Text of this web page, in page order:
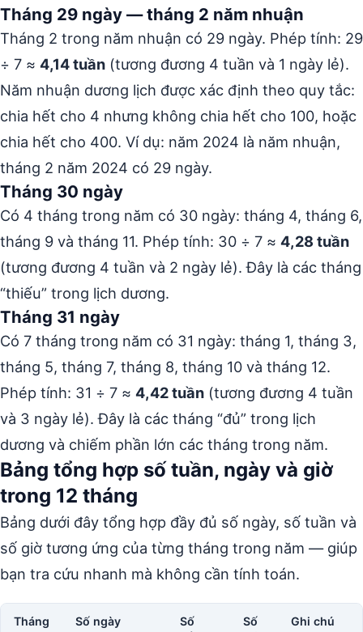
Tháng 29 ngày — tháng 2 năm nhuận
Tháng 2 trong năm nhuận có 29 ngày. Phép tính: 29
÷ 7 ≈ 4,14 tuần (tương đương 4 tuần và 1 ngày lẻ).
Năm nhuận dương lịch được xác định theo quy tắc:
chia hết cho 4 nhưng không chia hết cho 100, hoặc
chia hết cho 400. Ví dụ: năm 2024 là năm nhuận,
tháng 2 năm 2024 có 29 ngày.
Tháng 30 ngày
Có 4 tháng trong năm có 30 ngày: tháng 4, tháng 6,
tháng 9 và tháng 11. Phép tính: 30 ÷ 7 ≈ 4,28 tuần
(tương đương 4 tuần và 2 ngày lẻ). Đây là các tháng
“thiếu” trong lịch dương.
Tháng 31 ngày
Có 7 tháng trong năm có 31 ngày: tháng 1, tháng 3,
tháng 5, tháng 7, tháng 8, tháng 10 và tháng 12.
Phép tính: 31 ÷ 7 ≈ 4,42 tuần (tương đương 4 tuần
và 3 ngày lẻ). Đây là các tháng “đủ” trong lịch
dương và chiếm phần lớn các tháng trong năm.
Bảng tổng hợp số tuần, ngày và giờ
trong 12 tháng
Bảng dưới đây tổng hợp đầy đủ số ngày, số tuần và
số giờ tương ứng của từng tháng trong năm — giúp
bạn tra cứu nhanh mà không cần tính toán.
Tháng Số ngày
Số
Số
Ghi chú